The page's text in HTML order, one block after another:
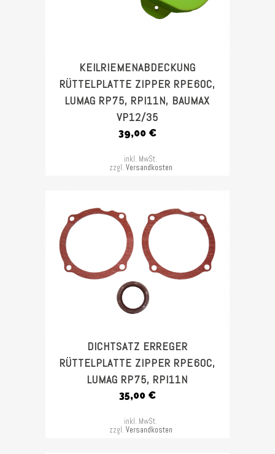
KEILRIEMENABDECKUNG
RÜTTELPLATTE ZIPPER RPE60C,
LUMAG RP75, RPI11N, BAUMAX
VP12/35
39,00 €
inkl. MwSt.
zzgl. Versandkosten
DICHTSATZ ERREGER
RÜTTELPLATTE ZIPPER RPE60C,
LUMAG RP75, RPI11N
35,00 €
inkl. MwSt.
zzgl. Versandkosten